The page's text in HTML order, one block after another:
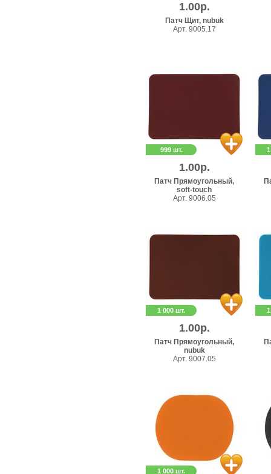
1.00р.
Патч Щит, nubuk
Арт. 9005.17
999 шт.
1.00р.
Патч Прямоугольный,
soft-touch
Арт. 9006.05
1 000 шт.
1.00р.
Патч Прямоугольный,
nubuk
Арт. 9007.05
1 000 шт.